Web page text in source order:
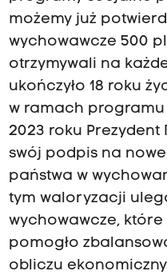
możemy już
wychowawcze 500
otrzymywali na
ukończyło 18 roku
w ramach programu
2023 roku Prezydent
swój podpis na
państwa w
tym waloryzacji
wychowawcze,
pomogło
obliczu